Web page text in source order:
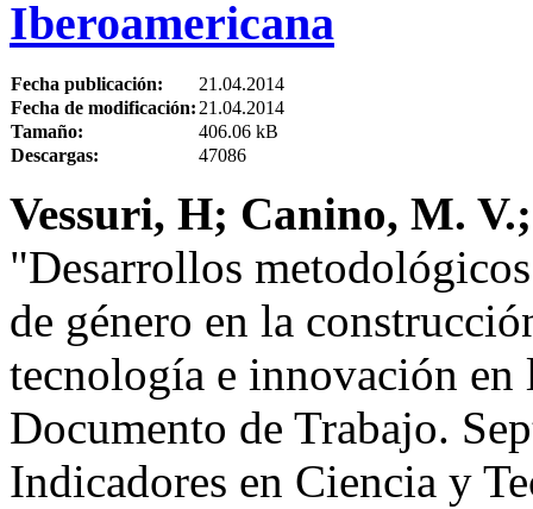
Iberoamericana
Fecha publicación:
21.04.2014
Fecha de modificación: 21.04.2014
Tamaño:
406.06 kB
Descargas:
47086
Vessuri, H; Canino, M.
"Desarrollos
de género en la
tecnología e innovación
Documento de Trabajo.
Indicadores en Ciencia y